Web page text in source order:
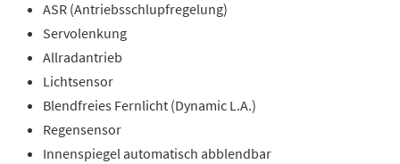
ASR (Antriebsschlupfregelung)
Servolenkung
Allradantrieb
Lichtsensor
Blendfreies Fernlicht (Dynamic L.A.)
Regensensor
Innenspiegel automatisch abblendbar